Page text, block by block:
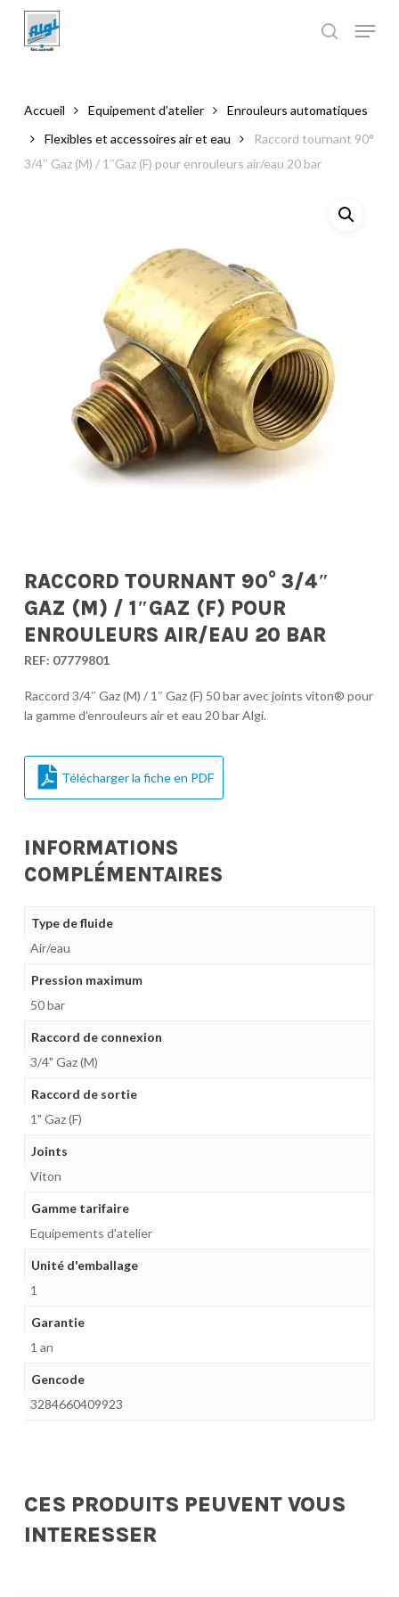
main
Accueil Equipement d’atelier
Enrouleurs automatiques
Flexibles et accessoires air et eau
Raccord tournant 90°
3/4″ Gaz (M) / 1″Gaz (F) pour enrouleurs air/eau 20 bar
RACCORD TOURNANT 90° 3/4″
GAZ (M) / 1″GAZ (F) POUR
ENROULEURS AIR/EAU 20 BAR
REF: 07779801
Raccord 3/4″ Gaz (M) / 1″ Gaz (F) 50 bar avec joints viton® pour
la gamme d’enrouleurs air et eau 20 bar Algi.
Télécharger la fiche en PDF
INFORMATIONS
COMPLÉMENTAIRES
Type de fluide
Air/eau
Pression maximum
50 bar
Raccord de connexion
3/4" Gaz (M)
Raccord de sortie
1" Gaz (F)
Joints
Viton
Gamme tarifaire
Equipements d'atelier
Unité d'emballage
1
Garantie
1 an
Gencode
3284660409923
CES PRODUITS PEUVENT VOUS
INTERESSER